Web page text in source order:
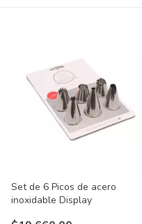
Set de 6 Picos de acero
inoxidable Display